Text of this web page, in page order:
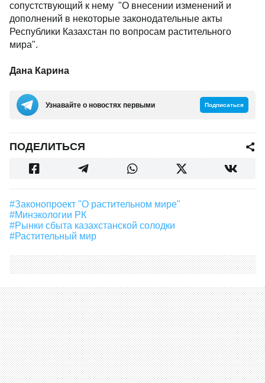
сопустствующий к нему "О внесении изменений и
дополнений в некоторые законодательные акты
Республики Казахстан по вопросам растительного
мира".
Дана Карина
Узнавайте о новостях первыми Подписаться
ПОДЕЛИТЬСЯ
#законопроект "О растительном мире"
#Минэкологии РК
#рынки сбыта казахстанской солодки
#растительный мир